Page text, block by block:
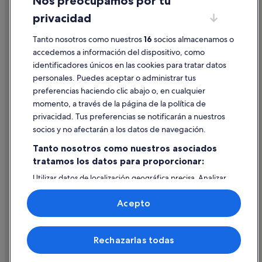
Información legal/contacto
Pautas sobre el contenido y cómo denunciar contenido
Ayuda
Cancelar un vuelo
Cancelar una reserva de hotel o de un alquiler vacacional
Utilizar un cupón de Expedia
Documentos para viajes internacionales
© 2026 Expedia, Inc., una empresa de Expedia Group. Todos los
derechos reservados. Expedia y el logotipo de Expedia son marcas
comerciales o marcas comerciales registradas de Expedia, Inc.
privacidad
Tanto nosotros como nuestros16 socios almacenamos o
accedemos a información del dispositivo, como
identificadores únicos en las cookies para tratar datos
personales. Puedes aceptar o administrar tus
preferencias haciendo clic abajo o, en cualquier
momento, a través de la página de la política de
privacidad. Tus preferencias se notificarán a nuestros
socios y no afectarán a los datos de navegación.
Tanto nosotros como nuestros asociados
tratamos los datos para proporcionar:
Utilizar datos de localización geográfica precisa. Analizar
activamente las características del dispositivo para su
identificación. Almacenar la información en un dispositivo
y/o acceder a ella. Publicidad y contenido personalizados,
medición de publicidad y contenido, investigación de
audiencia y desarrollo de servicios.
Lista de asociados (proveedores)
Rechazarlas todas
Acepto